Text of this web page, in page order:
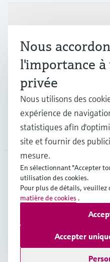
Industries
Support
Société
CHE•Français
Copyright © Endress+Hauser
Conditions
Protection des données
Nous
l'importance
privée
Nous utilisons des
expérience de
statistiques afin
site et fournir des
mesure.
En sélectionnant "Accepter
utilisation des cookies.
Pour plus de détails, veuillez
matière de cookies .
Accepter